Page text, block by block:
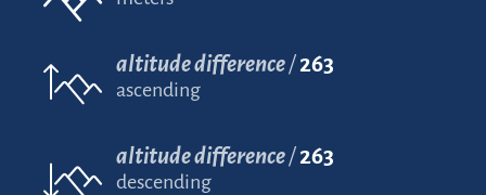
altitude difference 263
ascending
altitude difference 263
descending